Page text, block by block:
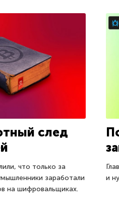
след
что только за
заработали
на шифровальщиках.
и